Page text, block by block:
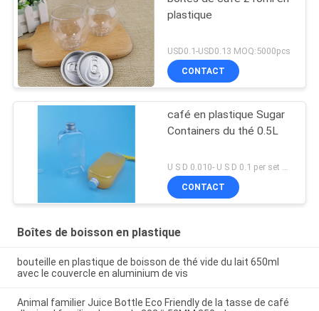
plastique
USD0.1-USD0.13 MOQ:5000pcs
CONTACT
café en plastique Sugar
Containers du thé 0.5L
CONTACT
Boîtes de boisson en plastique
bouteille en plastique de boisson de thé vide du lait 650ml
avec le couvercle en aluminium de vis
Animal familier Juice Bottle Eco Friendly de la tasse de café